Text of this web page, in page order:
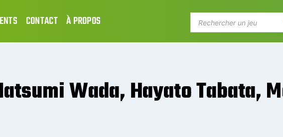
CONTACT À PROPOS
Wada, Hayato Tabata,